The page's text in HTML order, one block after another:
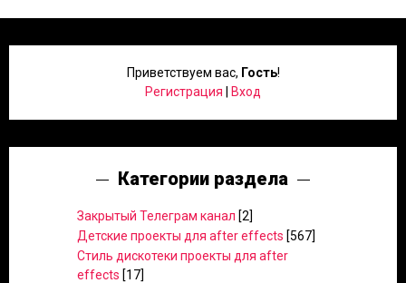
Приветствуем вас, Гость!
Регистрация
Вход
Категории раздела
Закрытый Телеграм канал [2]
Детские проекты для after effects [567]
Стиль дискотеки проекты для after
effects [17]